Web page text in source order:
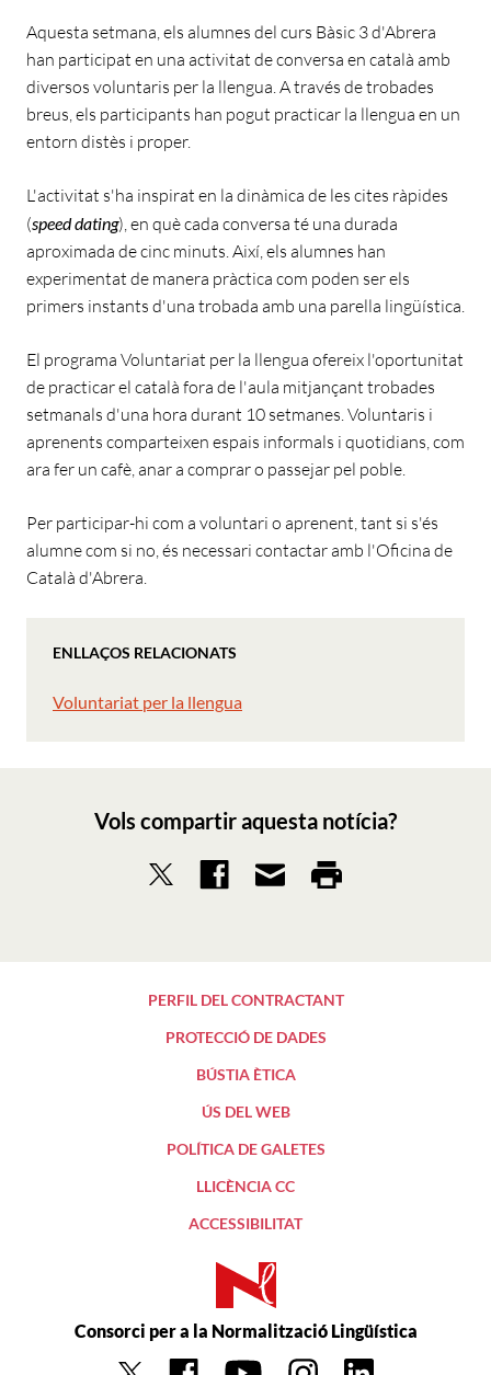
Aquesta setmana, els alumnes del curs Bàsic 3 d'Abrera
han participat en una activitat de conversa en català amb
diversos voluntaris per la llengua. A través de trobades
breus, els participants han pogut practicar la llengua en un
entorn distès i proper.
L'activitat s'ha inspirat en la dinàmica de les cites ràpides
(speed dating), en què cada conversa té una durada
aproximada de cinc minuts. Així, els alumnes han
experimentat de manera pràctica com poden ser els
primers instants d'una trobada amb una parella lingüística.
El programa Voluntariat per la llengua ofereix l'oportunitat
de practicar el català fora de l'aula mitjançant trobades
setmanals d'una hora durant 10 setmanes. Voluntaris i
aprenents comparteixen espais informals i quotidians, com
ara fer un cafè, anar a comprar o passejar pel poble.
Per participar-hi com a voluntari o aprenent, tant si s'és
alumne com si no, és necessari contactar amb l'Oficina de
Català d'Abrera.
ENLLAÇOS RELACIONATS
Voluntariat per la llengua
Vols compartir aquesta notícia?
PERFIL DEL CONTRACTANT
PROTECCIÓ DE DADES
BÚSTIA ÈTICA
ÚS DEL WEB
POLÍTICA DE GALETES
LLICÈNCIA CC
ACCESSIBILITAT
Consorci per a la Normalització Lingüística